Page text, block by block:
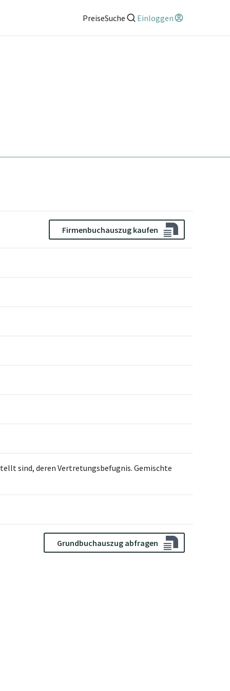
PreiseSuche Einloggen
Firmenbuchauszug kaufen
sind, deren Vertretungsbefugnis. Gemischte
Grundbuchauszug abfragen